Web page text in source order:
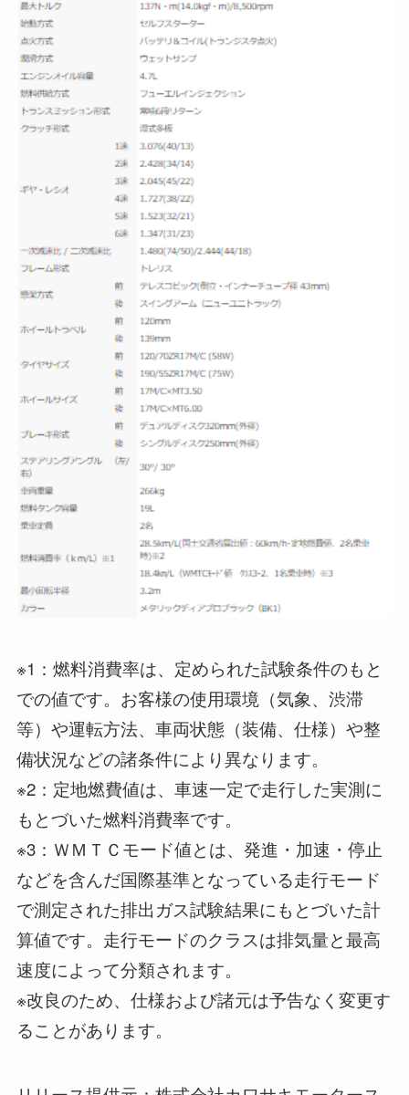
※1：燃料消費率は、定められた試験条件のもと
での値です。お客様の使用環境（気象、渋滞
等）や運転方法、車両状態（装備、仕様）や整
備状況などの諸条件により異なります。
※2：定地燃費値は、車速一定で走行した実測に
もとづいた燃料消費率です。
※3：ＷＭＴＣモード値とは、発進・加速・停止
などを含んだ国際基準となっている走行モード
で測定された排出ガス試験結果にもとづいた計
算値です。走行モードのクラスは排気量と最高
速度によって分類されます。
※改良のため、仕様および諸元は予告なく変更す
ることがあります。